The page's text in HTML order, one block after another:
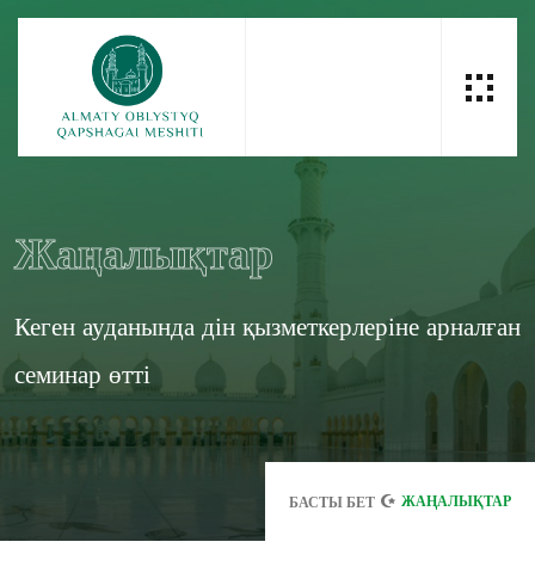
Жаңалықтар
Кеген ауданында дін қызметкерлеріне арналған
семинар өтті
БАСТЫ БЕТ ЖАҢАЛЫҚТАР